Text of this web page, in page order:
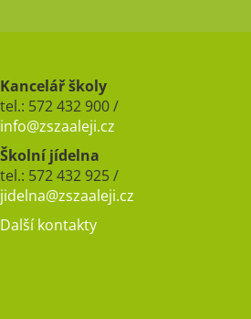
Kancelář školy
tel.: 572 432 900 /
info@zszaaleji.cz
Školní jídelna
tel.: 572 432 925 /
jidelna@zszaaleji.cz
Další kontakty